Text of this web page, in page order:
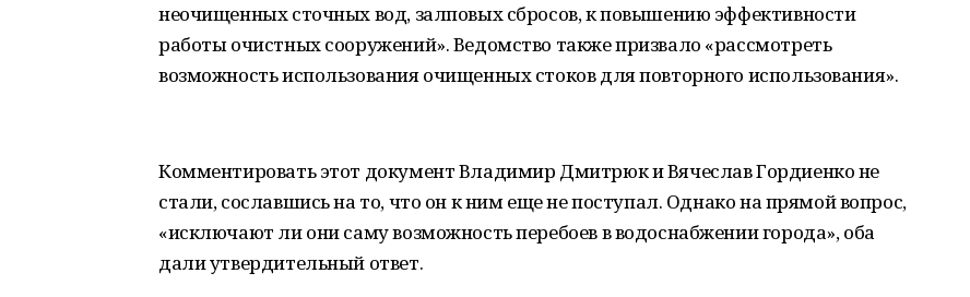
неочищенных сточных вод, залповых сбросов, к повышению эффективности
работы очистных сооружений». Ведомство также призвало «рассмотреть
возможность использования очищенных стоков для повторного использования».
Комментировать этот документ Владимир Дмитрюк и Вячеслав Гордиенко не
стали, сославшись на то, что он к ним еще не поступал. Однако на прямой вопрос,
«исключают ли они саму возможность перебоев в водоснабжении города», оба
дали утвердительный ответ.